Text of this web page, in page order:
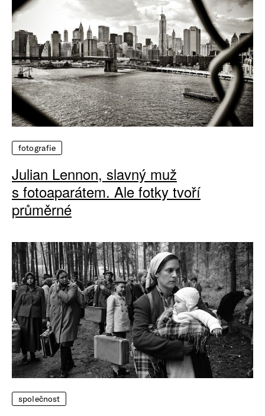
fotografie
Julian Lennon, slavný muž
s fotoaparátem. Ale fotky tvoří
průměrné
společnost